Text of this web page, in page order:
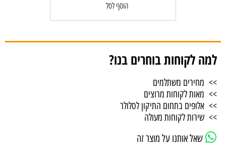
הוסף לסל
למה לקוחות בוחרים בנו?
>> מחירים משתלמים
>> מאות לקוחות מרוצים
>> אלופים בתחום התיקון לסלולר
>> שירות לקוחות מעולה
שאל אותנו על מוצר זה